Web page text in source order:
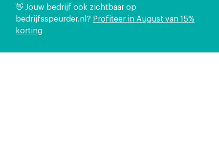
👋 Jouw bedrijf ook zichtbaar op
bedrijfsspeurder.nl? Profiteer in August van 15%
korting